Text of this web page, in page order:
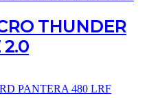
THUNDER
2.0